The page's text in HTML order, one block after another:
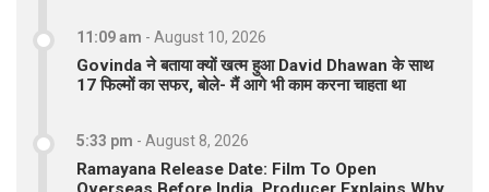
11:09 am - August 10, 2026
Govinda ने बताया क्यों खत्म हुआ David Dhawan के साथ
17 फिल्मों का सफर, बोले- मैं आगे भी काम करना चाहता था
5:33 pm - August 8, 2026
Ramayana Release Date: Film To Open